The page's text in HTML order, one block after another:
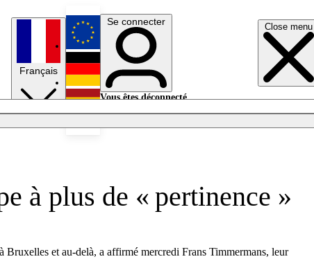
Close menu
Français
English
Deutsch
Se connecter
Vous êtes déconnecté.
à plus de « pertinence »
Bruxelles et au-delà, a affirmé mercredi Frans Timmermans, leur